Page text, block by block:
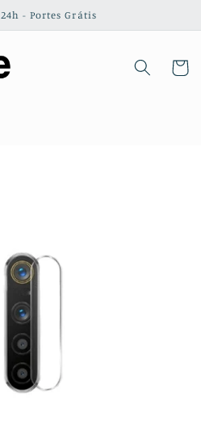
- Portes Grátis